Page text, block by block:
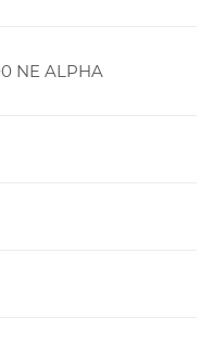
NE ALPHA